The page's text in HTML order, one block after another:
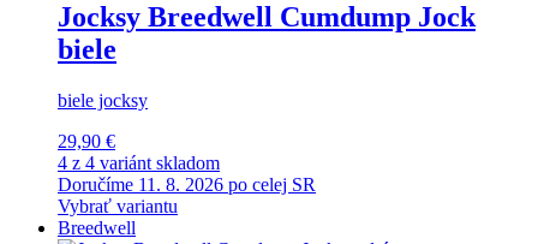
Jocksy Breedwell Cumdump Jock
biele
biele jocksy
29,90 €
4 z 4 variánt skladom
Doručíme 11. 8. 2026 po celej SR
Vybrať variantu
Breedwell